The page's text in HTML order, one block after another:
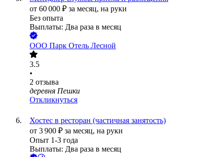
от 60 000 ₽ за месяц, на руки
Без опыта
Выплаты: Два раза в месяц
ООО Парк Отель Лесной
3.5
•
2 отзыва
деревня Пешки
Откликнуться
Хостес в ресторан (частичная занятость)
от 3 900 ₽ за месяц, на руки
Опыт 1-3 года
Выплаты: Два раза в месяц